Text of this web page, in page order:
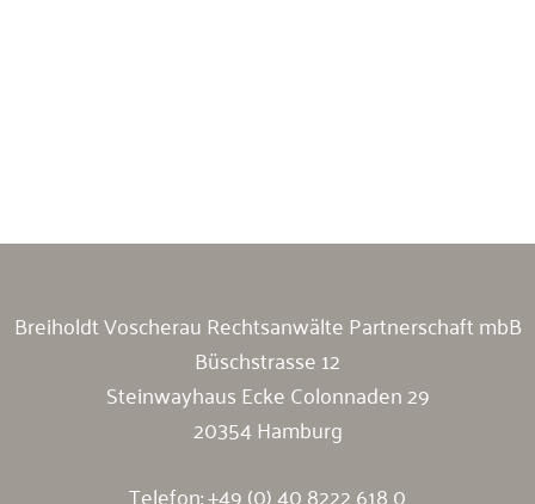
Breiholdt Voscherau Rechtsanwälte Partnerschaft mbB
Büschstrasse 12
Steinwayhaus Ecke Colonnaden 29
20354 Hamburg
Telefon:+49 (0) 40 8222 618 0